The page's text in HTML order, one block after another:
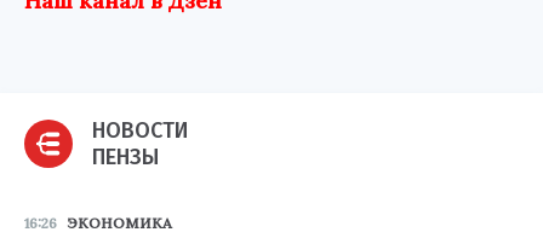
НОВОСТИ
ПЕНЗЫ
16:26 ЭКОНОМИКА